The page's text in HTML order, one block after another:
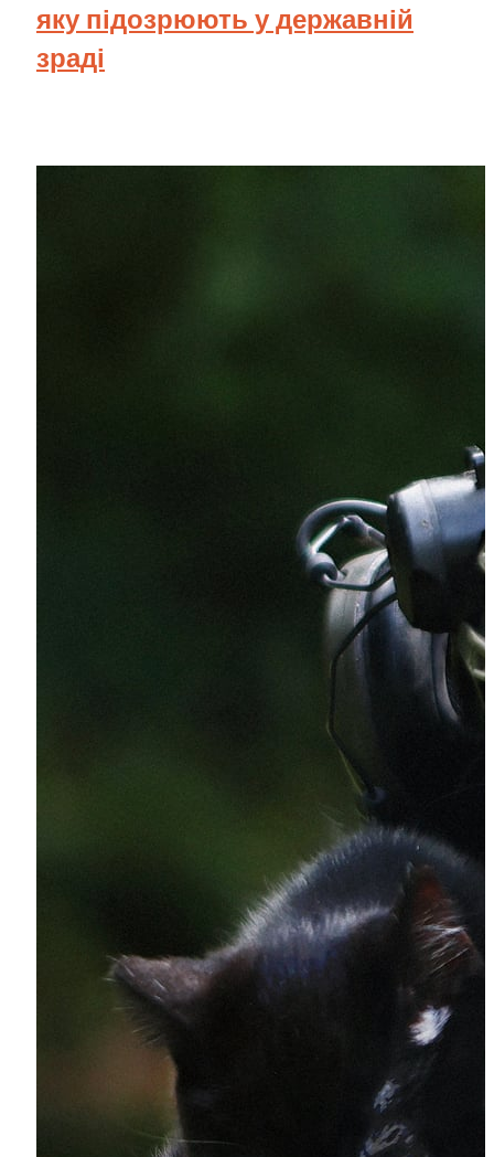
яку підозрюють у державній
зраді